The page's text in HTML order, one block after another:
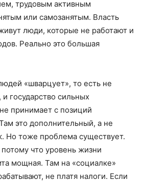
трудовым активным
или самозанятым. Власть
люди, которые не работают и
Реально это большая
«шварцует», то есть не
государство сильных
принимает с позиций
это дополнительный, а не
Но тоже проблема существует.
что уровень жизни
мощная. Там на «социалке»
не платя налоги. Если